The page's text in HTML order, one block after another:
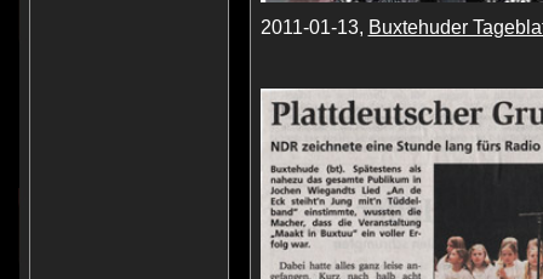
2011-01-13, Buxtehuder